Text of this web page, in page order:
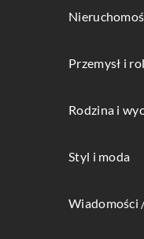
Przemysł i
Rodzina i
Styl i moda
Wiadomości